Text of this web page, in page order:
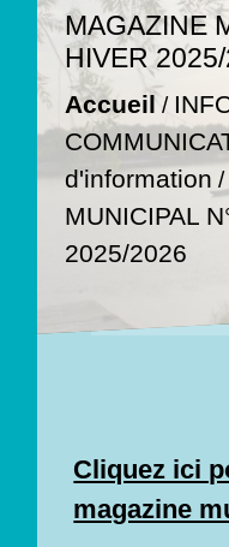
MAGAZINE
HIVER
Accueil /
d'information /
MUNICIPAL
2025/2026
Journal
Cliquez ici
magazine